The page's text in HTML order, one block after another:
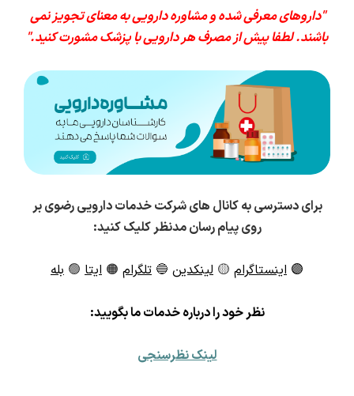
"داروهای معرفی شده و مشاوره دارویی به معنای تجویز نمی
باشند. لطفا پیش از مصرف هر دارویی با پزشک مشورت کنید."
برای دسترسی به کانال های شرکت خدمات دارویی رضوی بر
روی پیام رسان مدنظر کلیک کنید:
🟣 اینستاگرام 🟡 لینکدین 🔵 تلگرام 🟠 ایتا 🟢 بله
نظر خود را درباره خدمات ما بگویید:
لینک نظرسنجی